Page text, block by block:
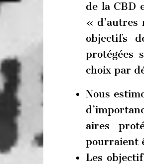
de la CBD
« d’autres
objectifs
protégées
choix par
Nous
aires
pourraient
Les